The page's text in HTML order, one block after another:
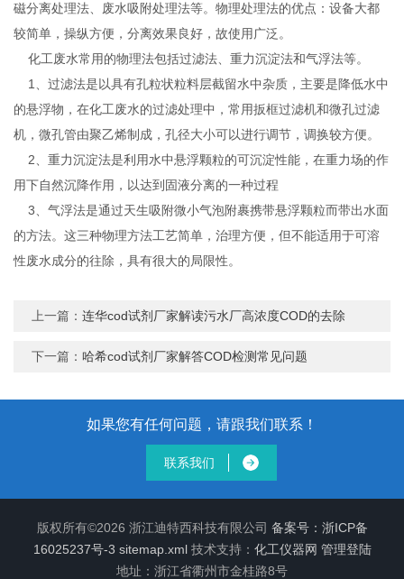
磁分离处理法、废水吸附处理法等。物理处理法的优点：设备大都
较简单，操纵方便，分离效果良好，故使用广泛。
化工废水常用的物理法包括过滤法、重力沉淀法和气浮法等。
1、过滤法是以具有孔粒状粒料层截留水中杂质，主要是降低水中
的悬浮物，在化工废水的过滤处理中，常用扳框过滤机和微孔过滤
机，微孔管由聚乙烯制成，孔径大小可以进行调节，调换较方便。
2、重力沉淀法是利用水中悬浮颗粒的可沉淀性能，在重力场的作
用下自然沉降作用，以达到固液分离的一种过程
3、气浮法是通过天生吸附微小气泡附裹携带悬浮颗粒而带出水面
的方法。这三种物理方法工艺简单，治理方便，但不能适用于可溶
性废水成分的往除，具有很大的局限性。
上一篇：连华cod试剂厂家解读污水厂高浓度COD的去除
下一篇：哈希cod试剂厂家解答COD检测常见问题
如果您有任何问题，请跟我们联系！
联系我们
版权所有©2026 浙江迪特西科技有限公司 备案号：浙ICP备
16025237号-3 sitemap.xml技术支持： 化工仪器网 管理登陆
地址：浙江省衢州市金桂路8号